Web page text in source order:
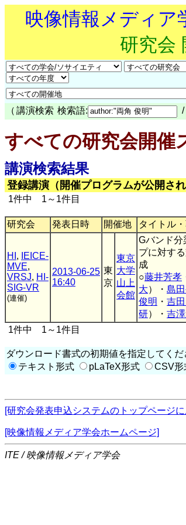
映像情報メディア
研究会
（ 講演検索 検索語:
すべての研究会開催
講演検索結果
登録講演（開催プログラムが公開され
1件中 1～1件目
研究会 発表日時 開催地 タイトル
HI ,
IEICE-
MVE,
VRSJ, HI-
SIG-VR
(連催)
2013-06-25
16:40
東
京
東京
大学
山上
会館
Gバンド分
プに対す
成
○藤井芳孝
大）・ 島
俊明 ・ 吉
研）・ 吉
1件中 1～1件目
ダウンロード書式の初期値を指定してくだ
テキスト形式
pLaTeX形式 CSV形
[研究会発表申込システムのトップページに
[映像情報メディア学会ホームページ]
ITE / 映像情報メディア学会